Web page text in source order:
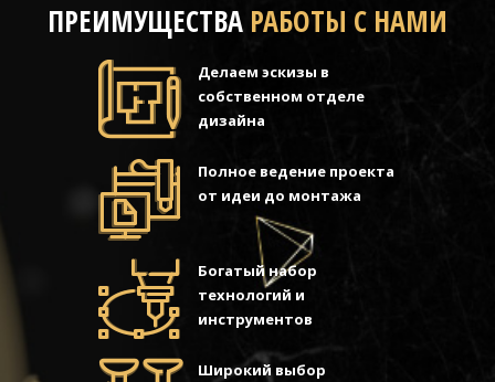
ПРЕИМУЩЕСТВА РАБОТЫ С НАМИ
Делаем эскизы в
собственном отделе
дизайна
Полное ведение проекта
от идеи до монтажа
Богатый набор
технологий и
инструментов
Широкий выбор